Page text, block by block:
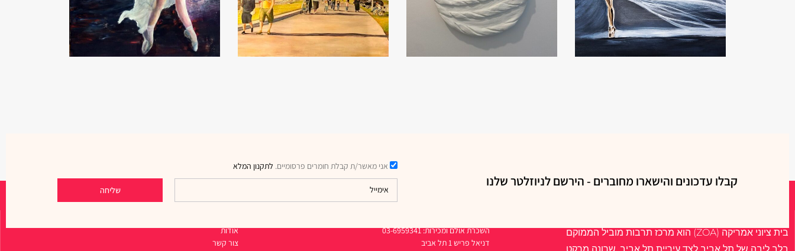
קבלו עדכונים והישארו מחוברים - הירשם לניוזלטר שלנו
אני מאשר/ת קבלת חומרים פרסומיים. לתקנון המלא
שליחה
בית ציוני אמריקה (ZOA) הוא מרכז תרבות מוביל הממוקם
השכרת אולם ומכירות: 03-6959341
דניאל פריש 1 תל אביב
אודות
צור קשר